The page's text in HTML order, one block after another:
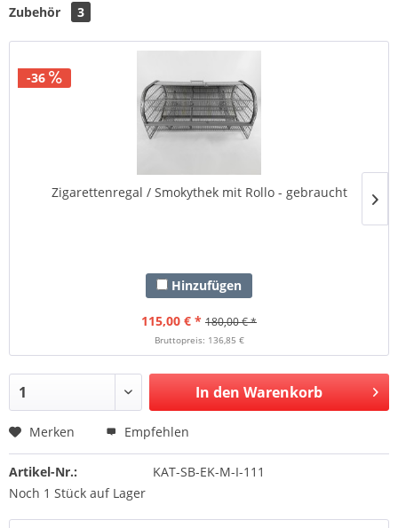
Zubehör
3
-36
Zigarettenregal / Smokythek mit Rollo - gebraucht
Hinzufügen
115,00 € * 180,00 € *
Bruttopreis: 136,85 €
In den Warenkorb
Merken Empfehlen
Artikel-Nr.:
KAT-SB-EK-M-I-111
Noch 1 Stück auf Lager